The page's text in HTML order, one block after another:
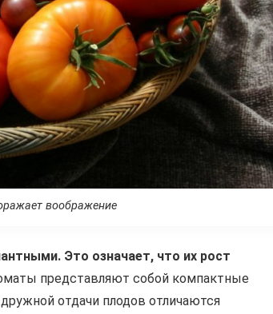
воображение
Это означает, что их рост
представляют собой компактные
отдачи плодов отличаются